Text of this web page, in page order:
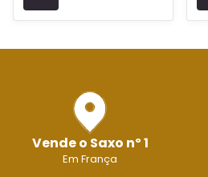
Vende o Saxo nº 1
Em França